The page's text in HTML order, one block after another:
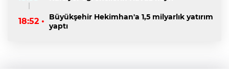
18:52 •
Büyükşehir Hekimhan'a 1,5 milyarlık yatırım
yaptı